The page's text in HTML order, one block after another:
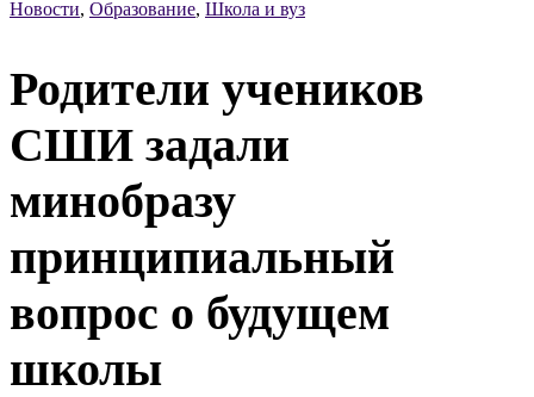
Новости, Образование, Школа и вуз
Родители учеников
СШИ задали
минобразу
принципиальный
вопрос о будущем
школы